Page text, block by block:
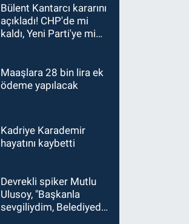
Bülent Kantarcı kararını
açıkladı! CHP'de mi
kaldı, Yeni Parti'ye mi
Maaşlara 28 bin lira ek
ödeme yapılacak
Kadriye Karademir
hayatını kaybetti
Devrekli spiker Mutlu
Ulusoy, "Başkanla
sevgiliydim, Belediyede